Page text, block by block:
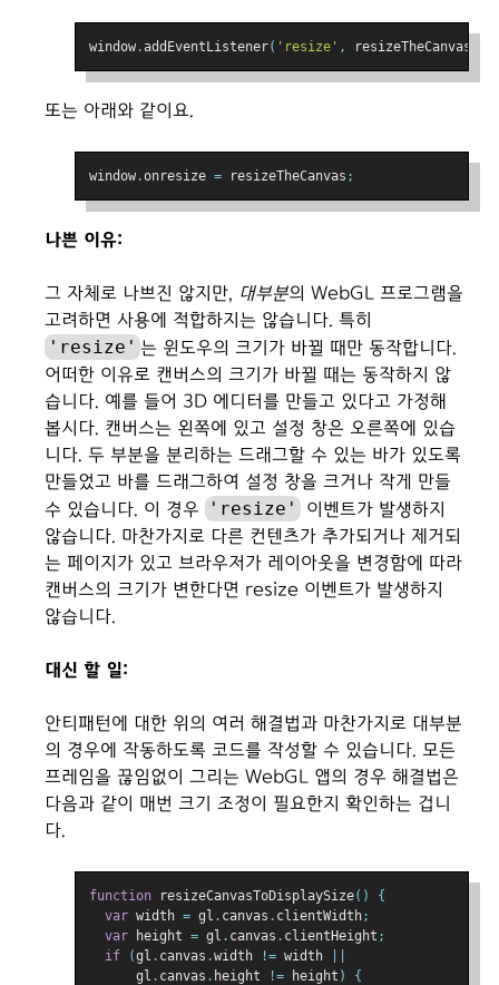
window.addEventListener( 'resize' , resizeTheCanvas
또는 아래와 같이요.
window.onresize = resizeTheCanvas ;
나쁜 이유:
그 자체로 나쁘진 않지만, 대부분의 WebGL 프로그램을
고려하면 사용에 적합하지는 않습니다. 특히
'resize' 는 윈도우의 크기가 바뀔 때만 동작합니다.
어떠한 이유로 캔버스의 크기가 바뀔 때는 동작하지 않
습니다. 예를 들어 3D 에디터를 만들고 있다고 가정해
봅시다. 캔버스는 왼쪽에 있고 설정 창은 오른쪽에 있습
니다. 두 부분을 분리하는 드래그할 수 있는 바가 있도록
만들었고 바를 드래그하여 설정 창을 크거나 작게 만들
수 있습니다. 이 경우
'resize'
이벤트가 발생하지
않습니다. 마찬가지로 다른 컨텐츠가 추가되거나 제거되
는 페이지가 있고 브라우저가 레이아웃을 변경함에 따라
캔버스의 크기가 변한다면 resize 이벤트가 발생하지
않습니다.
대신 할 일:
안티패턴에 대한 위의 여러 해결법과 마찬가지로 대부분
의 경우에 작동하도록 코드를 작성할 수 있습니다. 모든
프레임을 끊임없이 그리는 WebGL 앱의 경우 해결법은
다음과 같이 매번 크기 조정이 필요한지 확인하는 겁니
다.
function resizeCanvasToDisplaySize()
{
var width = gl . canvas . clientWidth;
var height = gl . canvas . clientHeight ;
if
(gl . canvas .width != width
      gl
. canvas . height != height ) {